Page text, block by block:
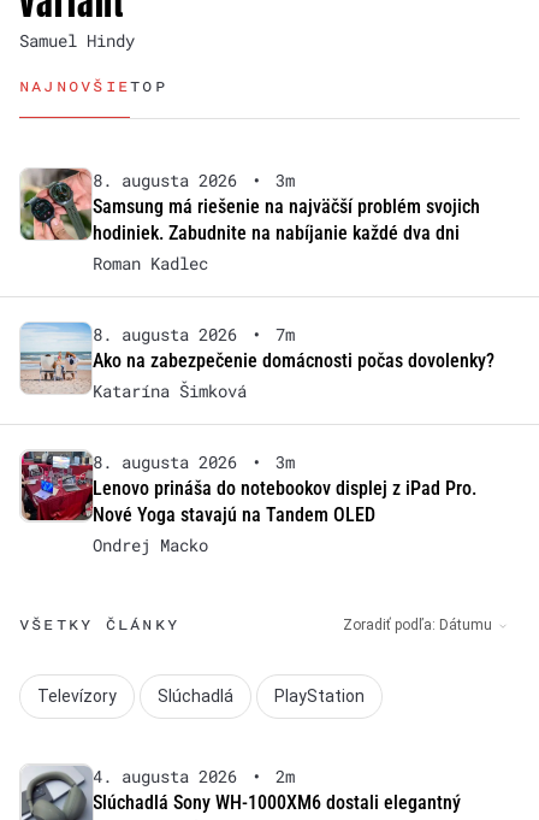
Samuel Hindy
NAJNOVŠIETOP
8. augusta 2026 •
3m
Samsung má riešenie na najväčší problém svojich
hodiniek. Zabudnite na nabíjanie každé dva dni
Roman Kadlec
8. augusta 2026 •
7m
Ako na zabezpečenie domácnosti počas dovolenky?
Katarína Šimková
8. augusta 2026 •
3m
Lenovo prináša do notebookov displej z iPad Pro.
Nové Yoga stavajú na Tandem OLED
Ondrej Macko
VŠETKY ČLÁNKY Zoradiť podľa: Dátumu
Televízory Slúchadlá PlayStation
4. augusta 2026 •
2m
Slúchadlá Sony WH-1000XM6 dostali elegantný